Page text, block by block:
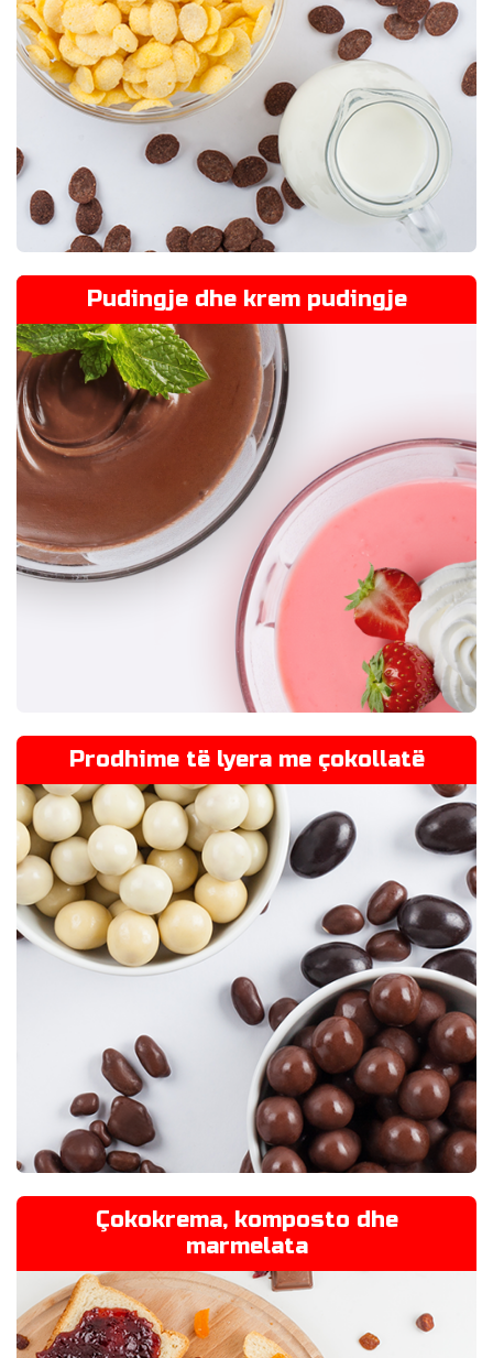
Pudingje dhe krem pudingje
Prodhime të lyera me çokollatë
Çokokrema, komposto dhe
marmelata